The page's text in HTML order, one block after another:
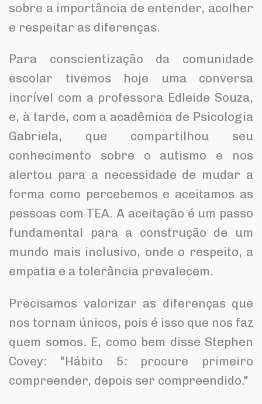
sobre a importância de entender, acolher
e respeitar as diferenças.
Para conscientização da comunidade
escolar tivemos hoje uma conversa
incrível com a professora Edleide Souza,
e, à tarde, com a acadêmica de Psicologia
Gabriela, que compartilhou seu
conhecimento sobre o autismo e nos
alertou para a necessidade de mudar a
forma como percebemos e aceitamos as
pessoas com TEA. A aceitação é um passo
fundamental para a construção de um
mundo mais inclusivo, onde o respeito, a
empatia e a tolerância prevalecem.
Precisamos valorizar as diferenças que
nos tornam únicos, pois é isso que nos faz
quem somos. E, como bem disse Stephen
Covey: "Hábito 5: procure primeiro
compreender, depois ser compreendido."